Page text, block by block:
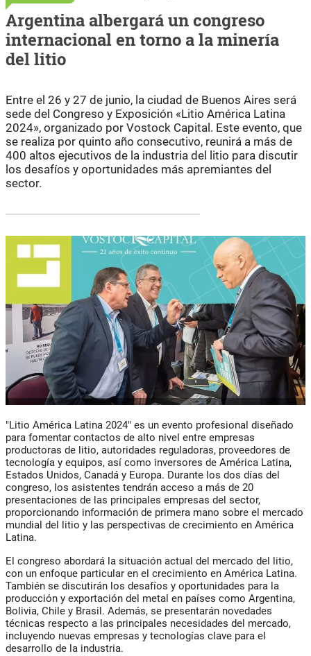
Argentina albergará un congreso
internacional en torno a la minería
del litio
Entre el 26 y 27 de junio, la ciudad de Buenos Aires será
sede del Congreso y Exposición «Litio América Latina
2024», organizado por Vostock Capital. Este evento, que
se realiza por quinto año consecutivo, reunirá a más de
400 altos ejecutivos de la industria del litio para discutir
los desafíos y oportunidades más apremiantes del
sector.
"Litio América Latina 2024" es un evento profesional diseñado
para fomentar contactos de alto nivel entre empresas
productoras de litio, autoridades reguladoras, proveedores de
tecnología y equipos, así como inversores de América Latina,
Estados Unidos, Canadá y Europa. Durante los dos días del
congreso, los asistentes tendrán acceso a más de 20
presentaciones de las principales empresas del sector,
proporcionando información de primera mano sobre el mercado
mundial del litio y las perspectivas de crecimiento en América
Latina.
El congreso abordará la situación actual del mercado del litio,
con un enfoque particular en el crecimiento en América Latina.
También se discutirán los desafíos y oportunidades para la
producción y exportación del metal en países como Argentina,
Bolivia, Chile y Brasil. Además, se presentarán novedades
técnicas respecto a las principales necesidades del mercado,
incluyendo nuevas empresas y tecnologías clave para el
desarrollo de la industria.